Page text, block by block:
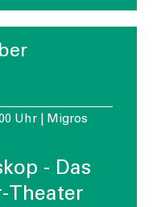
Uhr | Migros
- Das
Theater